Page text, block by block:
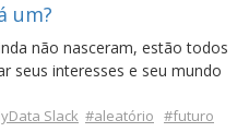
um?
não nasceram, estão todos
seus interesses e seu mundo
Slack #aleatório #futuro